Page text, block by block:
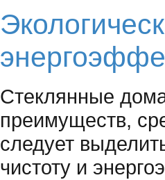
Стеклянные
преимуществ,
следует
чистоту и